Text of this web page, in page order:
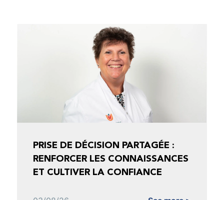
PRISE DE DÉCISION PARTAGÉE :
RENFORCER LES CONNAISSANCES
ET CULTIVER LA CONFIANCE